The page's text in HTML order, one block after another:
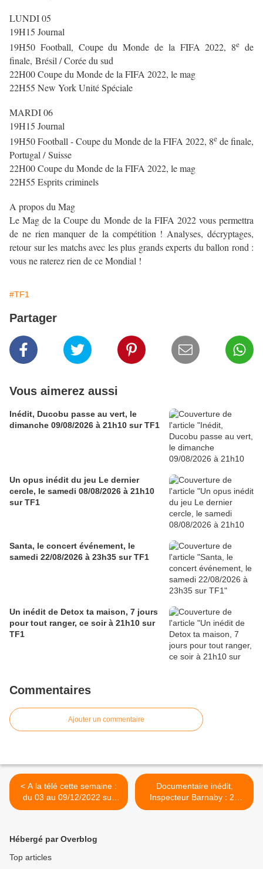
LUNDI 05
19H15 Journal
19H50 Football, Coupe du Monde de la FIFA 2022, 8e de
finale, Brésil / Corée du sud
22H00 Coupe du Monde de la FIFA 2022, le mag
22H55 New York Unité Spéciale
MARDI 06
19H15 Journal
19H50 Football - Coupe du Monde de la FIFA 2022, 8e de finale,
Portugal / Suisse
22H00 Coupe du Monde de la FIFA 2022, le mag
22H55 Esprits criminels
A propos du Mag
Le Mag de la Coupe du Monde de la FIFA 2022 vous permettra
de ne rien manquer de la compétition ! Analyses, décryptages,
retour sur les matchs avec les plus grands experts du ballon rond :
vous ne raterez rien de ce Mondial !
#TF1
Partager
Vous aimerez aussi
Inédit, Ducobu passe au vert, le
dimanche 09/08/2026 à 21h10 sur TF1
Un opus inédit du jeu Le dernier
cercle, le samedi 08/08/2026 à 21h10
sur TF1
Santa, le concert événement, le
samedi 22/08/2026 à 23h35 sur TF1
Un inédit de Detox ta maison, 7 jours
pour tout ranger, ce soir à 21h10 sur
TF1
Commentaires
Ajouter un commentaire
< A la télé cette semaine :
du 03 au 09/12/2022 sur
TF1, France 2, France 3 et
Documentaire inédit,
Inspecteur Barnaby : 25
ans de suspense et de
Hébergé par Overblog
Top articles